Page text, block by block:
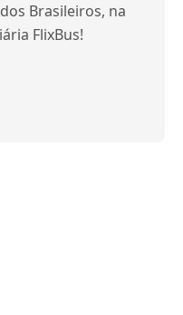
Brasileiros, na
FlixBus!